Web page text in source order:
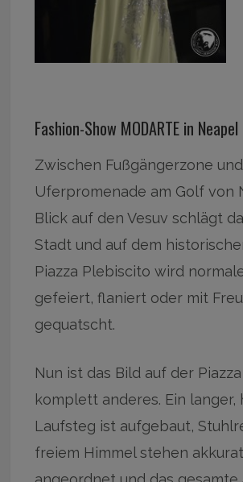
Fashion-Show MODARTE in Neapel
Zwischen Fußgängerzone und
Uferpromenade am Golf von
Blick auf den Vesuv schlägt
Stadt und auf dem
Piazza Plebiscito wird
gefeiert, flaniert oder mit
gequatscht.
Nun ist das Bild auf der
komplett anderes. Ein langer,
Laufsteg ist aufgebaut,
freiem Himmel stehen akkurat